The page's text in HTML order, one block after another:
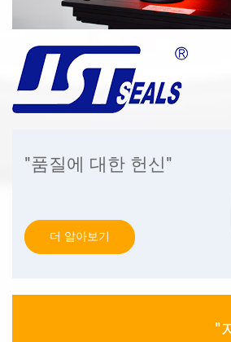
"품질에 대한 헌신"
더 알아보기
"